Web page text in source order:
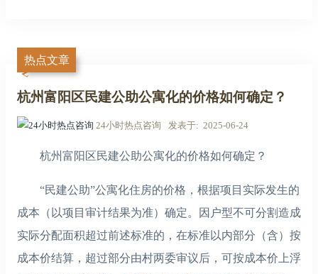
热点文章
杭州富阳区民建公助公寓化的价格如何确定？
24小时热点咨询 发表于 2025-06-24
杭州富阳区民建公助公寓化的价格如何确定？
“民建公助”公寓化住房的价格，根据项目实际发生的
成本（以项目审计结果为准）确定。因户型不可分割造成
实际分配面积超过前述标准的，在标准以内部分（含）按
成本价结算，超过部分由村两委审议后，可按成本价上浮